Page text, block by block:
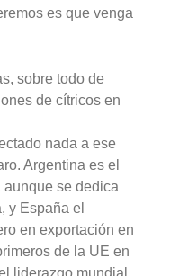
es que venga
sobre todo de
de cítricos en
nada a ese
Argentina es el
aunque se dedica
y España el
en exportación en
de la UE en